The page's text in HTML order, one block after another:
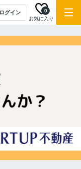
ログイン
お気に入り
0